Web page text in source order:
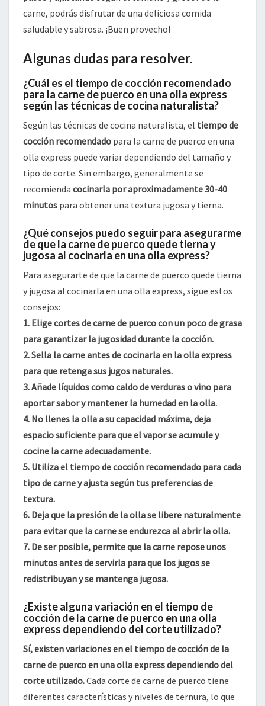
carne, podrás disfrutar de una deliciosa comida
saludable y sabrosa. ¡Buen provecho!
Algunas dudas para resolver.
¿Cuál es el tiempo de cocción recomendado
para la carne de puerco en una olla express
según las técnicas de cocina naturalista?
Según las técnicas de cocina naturalista, el tiempo de
cocción recomendado para la carne de puerco en una
olla express puede variar dependiendo del tamaño y
tipo de corte. Sin embargo, generalmente se
recomienda cocinarla por aproximadamente 30-40
minutos para obtener una textura jugosa y tierna.
¿Qué consejos puedo seguir para asegurarme
de que la carne de puerco quede tierna y
jugosa al cocinarla en una olla express?
Para asegurarte de que la carne de puerco quede tierna
y jugosa al cocinarla en una olla express, sigue estos
consejos:
1. Elige cortes de carne de puerco con un poco de grasa
para garantizar la jugosidad durante la cocción.
2. Sella la carne antes de cocinarla en la olla express
para que retenga sus jugos naturales.
3. Añade líquidos como caldo de verduras o vino para
aportar sabor y mantener la humedad en la olla.
4. No llenes la olla a su capacidad máxima, deja
espacio suficiente para que el vapor se acumule y
cocine la carne adecuadamente.
5. Utiliza el tiempo de cocción recomendado para cada
tipo de carne y ajusta según tus preferencias de
textura.
6. Deja que la presión de la olla se libere naturalmente
para evitar que la carne se endurezca al abrir la olla.
7. De ser posible, permite que la carne repose unos
minutos antes de servirla para que los jugos se
redistribuyan y se mantenga jugosa.
¿Existe alguna variación en el tiempo de
cocción de la carne de puerco en una olla
express dependiendo del corte utilizado?
Sí, existen variaciones en el tiempo de cocción de la
carne de puerco en una olla express dependiendo del
corte utilizado.Cada corte de carne de puerco tiene
diferentes características y niveles de ternura, lo que